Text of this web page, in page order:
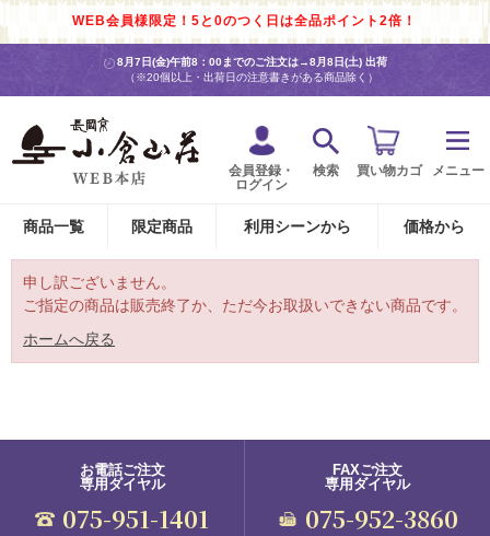
WEB会員様限定！5と0のつく日は全品ポイント2倍！
8月7日(金)午前8：00までのご注文は→8月8日(土) 出荷
（※20個以上・出荷日の注意書きがある商品除く）
会員登録・
ログイン
検索 買い物カゴ メニュー
商品一覧 限定商品 利用シーンから 価格から
申し訳ございません。
ご指定の商品は販売終了か、ただ今お取扱いできない商品です。
ホームへ戻る
お電話ご注文
専用ダイヤル
075-951-1401
FAXご注文
専用ダイヤル
075-952-3860